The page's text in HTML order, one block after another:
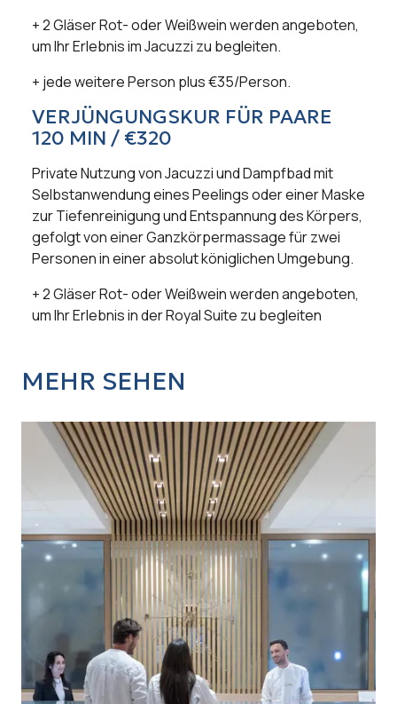
+ 2 Gläser Rot- oder Weißwein werden angeboten,
um Ihr Erlebnis im Jacuzzi zu begleiten.
+ jede weitere Person plus €35/Person.
VERJÜNGUNGSKUR FÜR PAARE
120 MIN / €320
Private Nutzung von Jacuzzi und Dampfbad mit
Selbstanwendung eines Peelings oder einer Maske
zur Tiefenreinigung und Entspannung des Körpers,
gefolgt von einer Ganzkörpermassage für zwei
Personen in einer absolut königlichen Umgebung.
+ 2 Gläser Rot- oder Weißwein werden angeboten,
um Ihr Erlebnis in der Royal Suite zu begleiten
MEHR SEHEN